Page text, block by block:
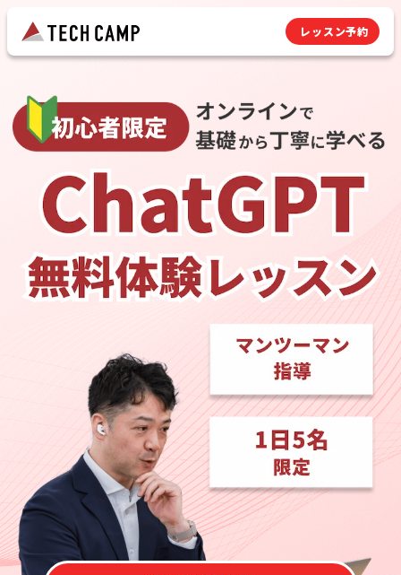
レッスン予約